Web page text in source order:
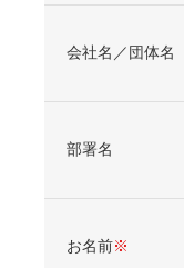
会社名／団体名
部署名
お名前※